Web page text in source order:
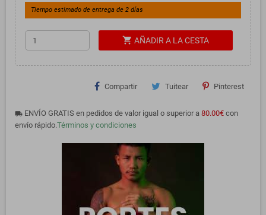
Tiempo estimado de entrega de 2 días
shopping_cart AÑADIR A LA CESTA
Compartir Tuitear Pinterest
local_shipping ENVÍO GRATIS en pedidos de valor igual o superior a 80.00€ con
envío rápido.Términos y condiciones